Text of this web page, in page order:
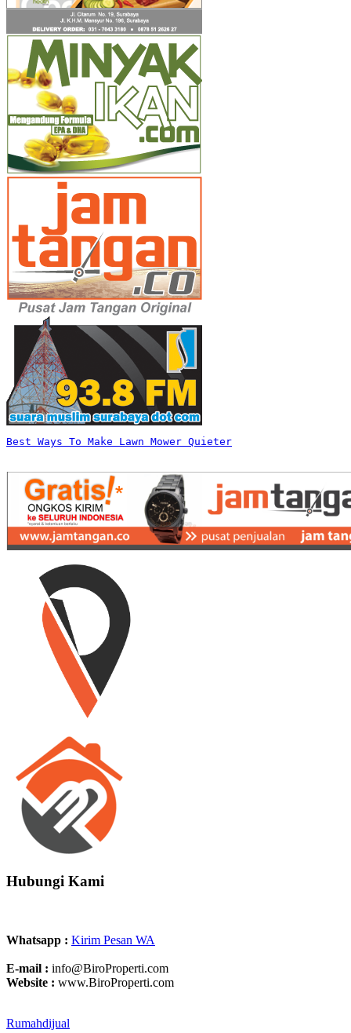
Best Ways To Make Lawn Mower Quieter
Hubungi Kami
Whatsapp : Kirim Pesan WA
E-mail : info@BiroProperti.com
Website : www.BiroProperti.com
Rumahdijual